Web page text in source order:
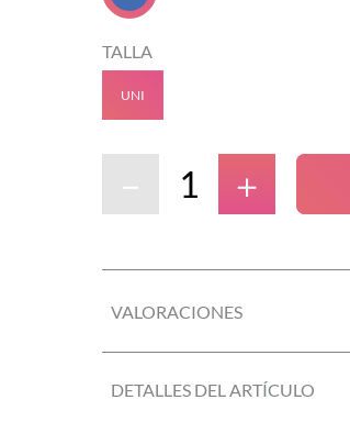
TALLA
UNI
＋
－
VALORACIONES
DETALLES DEL ARTÍCULO